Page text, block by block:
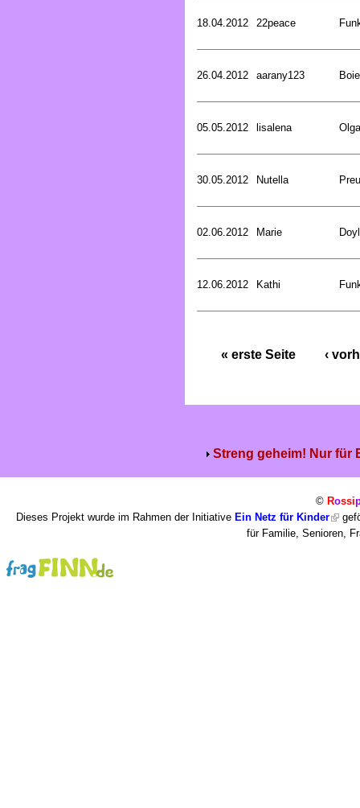
18.04.2012 22peace
26.04.2012 aarany123
05.05.2012 lisalena
30.05.2012 Nutella
02.06.2012 Marie
12.06.2012 Kathi
« erste Seite ‹
Streng geheim! Nur für
© Rossi
Dieses Projekt wurde im Rahmen der Initiative Ein Netz für Kinder
für Familie, Senioren,